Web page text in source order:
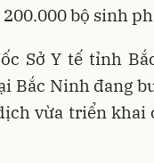
bộ sinh
Sở Y tế tỉnh
Bắc Ninh đang
vừa triển khai